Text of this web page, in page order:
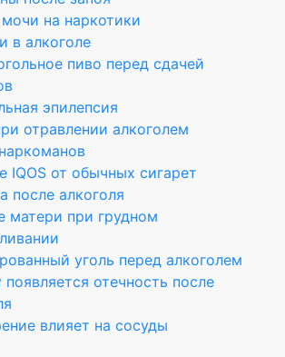
на наркотики
в алкоголе
пиво перед сдачей
эпилепсия
отравлении алкоголем
IQOS от обычных сигарет
после алкоголя
матери при грудном
уголь перед алкоголем
отечность после
влияет на сосуды